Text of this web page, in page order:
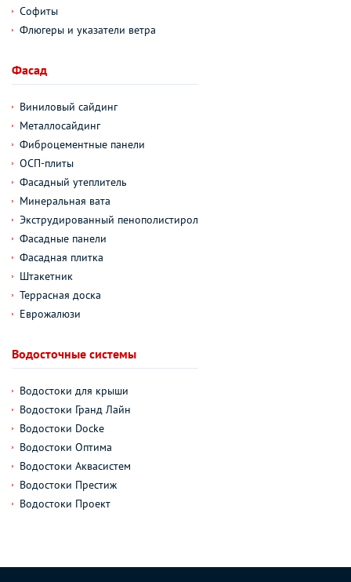
Софиты
Флюгеры и указатели ветра
Фасад
Виниловый сайдинг
Металлосайдинг
Фиброцементные панели
ОСП-плиты
Фасадный утеплитель
Минеральная вата
Экструдированный пенополистирол
Фасадные панели
Фасадная плитка
Штакетник
Террасная доска
Еврожалюзи
Водосточные системы
Водостоки для крыши
Водостоки Гранд Лайн
Водостоки Docke
Водостоки Оптима
Водостоки Аквасистем
Водостоки Престиж
Водостоки Проект